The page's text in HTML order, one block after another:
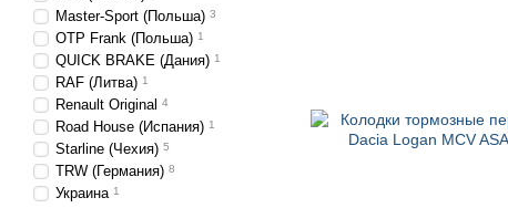
Master-Sport (Польша) 3
OTP Frank (Польша) 1
QUICK BRAKE (Дания) 1
RAF (Литва) 1
Renault Original 4
Road House (Испания) 1
Starline (Чехия) 5
TRW (Германия) 8
Украина 1